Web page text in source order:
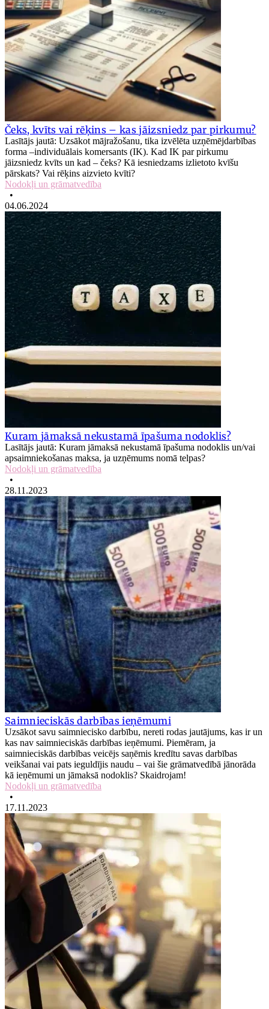
Čeks, kvīts vai rēķins – kas jāizsniedz par pirkumu?
Lasītājs jautā: Uzsākot mājražošanu, tika izvēlēta uzņēmējdarbības
forma –individuālais komersants (IK). Kad IK par pirkumu
jāizsniedz kvīts un kad – čeks? Kā iesniedzams izlietoto kvīšu
pārskats? Vai rēķins aizvieto kvīti?
Nodokļi un grāmatvedība
•
04.06.2024
Kuram jāmaksā nekustamā īpašuma nodoklis?
Lasītājs jautā: Kuram jāmaksā nekustamā īpašuma nodoklis un/vai
apsaimniekošanas maksa, ja uzņēmums nomā telpas?
Nodokļi un grāmatvedība
•
28.11.2023
Saimnieciskās darbības ieņēmumi
Uzsākot savu saimniecisko darbību, nereti rodas jautājums, kas ir un
kas nav saimnieciskās darbības ieņēmumi. Piemēram, ja
saimnieciskās darbības veicējs saņēmis kredītu savas darbības
veikšanai vai pats ieguldījis naudu – vai šie grāmatvedībā jānorāda
kā ieņēmumi un jāmaksā nodoklis? Skaidrojam!
Nodokļi un grāmatvedība
•
17.11.2023